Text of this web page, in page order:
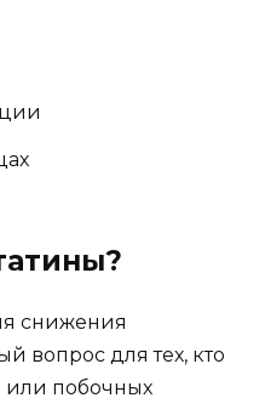
снижения
вопрос для тех, кто
или побочных